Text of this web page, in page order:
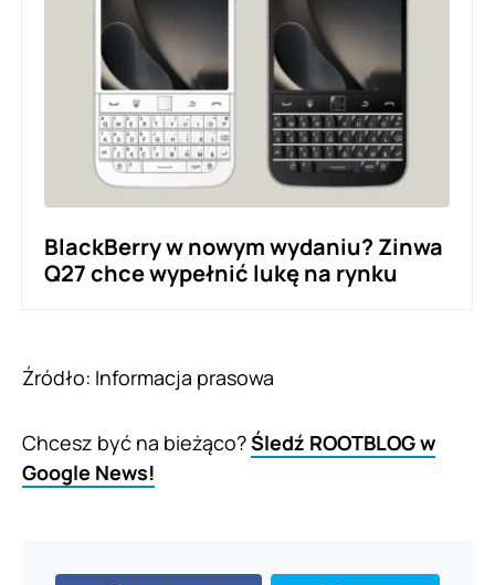
BlackBerry w nowym wydaniu? Zinwa
Q27 chce wypełnić lukę na rynku
Źródło: Informacja prasowa
Chcesz być na bieżąco?Śledź ROOTBLOG w
Google News!